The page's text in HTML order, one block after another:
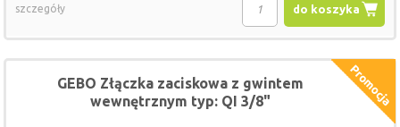
do koszyka
szczegóły
GEBO Złączka zaciskowa z gwintem
wewnętrznym typ: QI 3/8"